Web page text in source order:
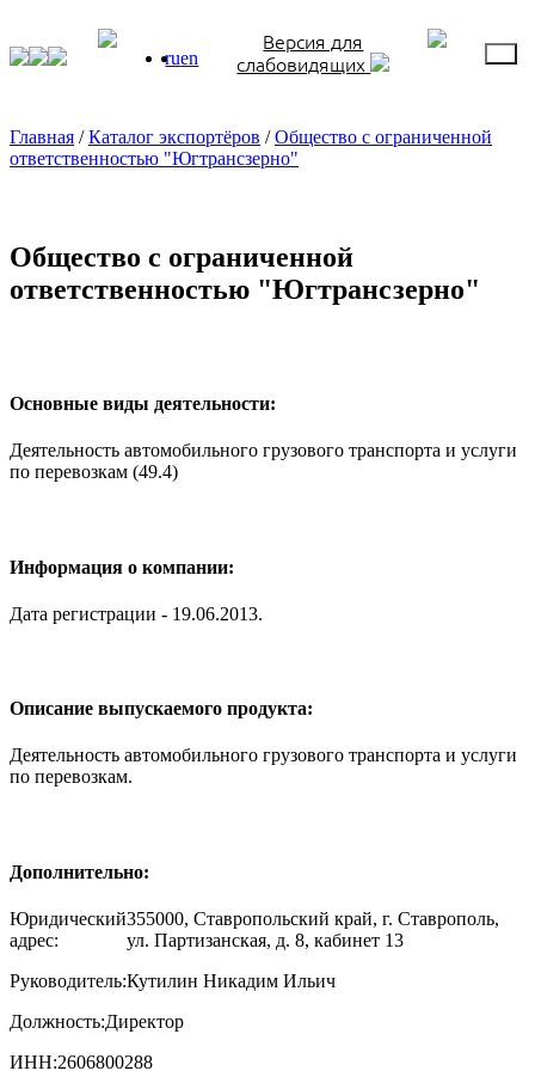
ruen
Версия для
слабовидящих
Главная /Каталог экспортёров /Общество с ограниченной
ответственностью "Югтрансзерно"
Общество с ограниченной
ответственностью "Югтрансзерно"
Основные виды деятельности:
Деятельность автомобильного грузового транспорта и услуги
по перевозкам (49.4)
Информация о компании:
Дата регистрации - 19.06.2013.
Описание выпускаемого продукта:
Деятельность автомобильного грузового транспорта и услуги
по перевозкам.
Дополнительно:
Юридический
адрес:
355000, Ставропольский край, г. Ставрополь,
ул. Партизанская, д. 8, кабинет 13
Руководитель:Кутилин Никадим Ильич
Должность:Директор
ИНН:2606800288